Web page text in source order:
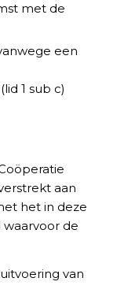
met de
een
1 sub c)
aan
het in deze
de
van